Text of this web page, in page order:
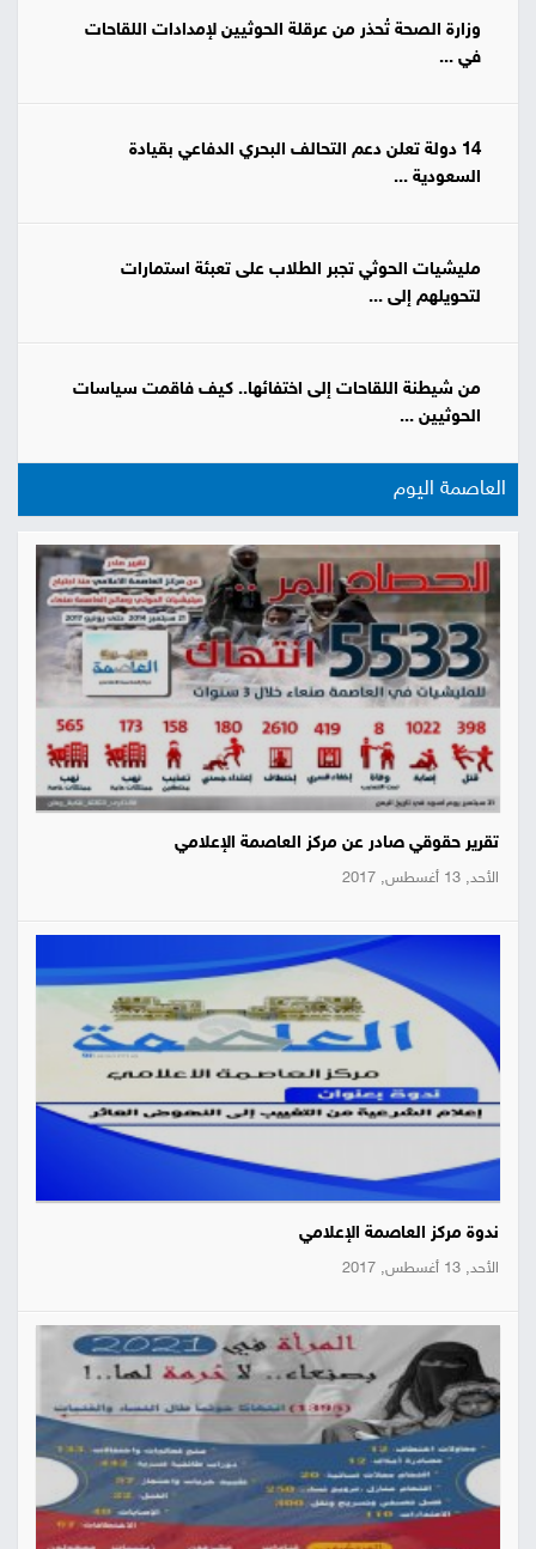
وزارة الصحة تُحذر من عرقلة الحوثيين لإمدادات اللقاحات
في ...
14 دولة تعلن دعم التحالف البحري الدفاعي بقيادة
السعودية ...
مليشيات الحوثي تجبر الطلاب على تعبئة استمارات
لتحويلهم إلى ...
من شيطنة اللقاحات إلى اختفائها.. كيف فاقمت سياسات
الحوثيين ...
العاصمة اليوم
تقرير حقوقي صادر عن مركز العاصمة الإعلامي
الأحد, 13 أغسطس, 2017
ندوة مركز العاصمة الإعلامي
الأحد, 13 أغسطس, 2017